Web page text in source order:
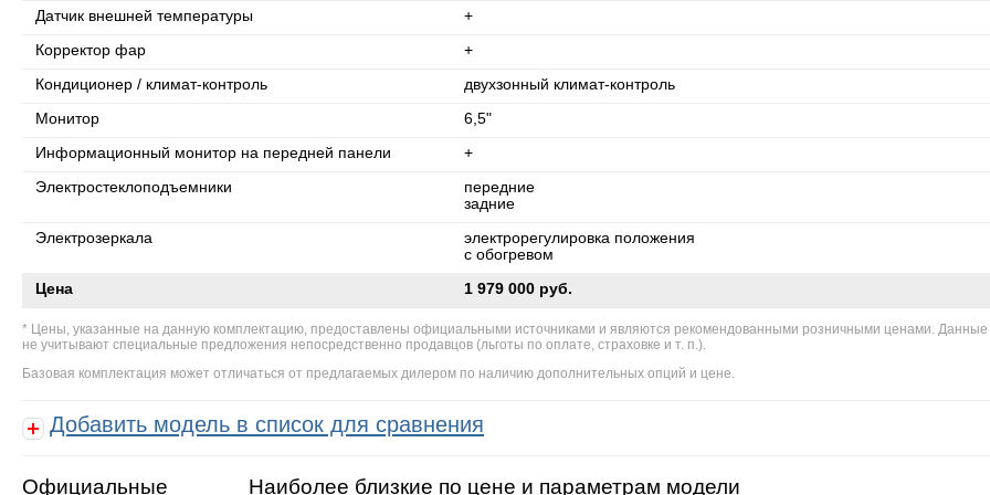
Датчик внешней температуры +
Корректор фар +
Кондиционер / климат-контроль двухзонный климат-контроль
Монитор 6,5"
Информационный монитор на передней панели +
Электростеклоподъемники
передние
задние
Электрозеркала
электрорегулировка положения
с обогревом
Цена 1 979 000 руб.
Цены, указанные на данную комплектацию, предоставлены официальными источниками и являются рекомендованными розничными ценами.
не учитывают специальные предложения непосредственно продавцов (льготы по оплате, страховке и т. п.).
Базовая комплектация может отличаться от предлагаемых дилером по наличию дополнительных опций и цене.
Добавить модель в список для сравнения
Официальные Наиболее близкие по цене и параметрам модели